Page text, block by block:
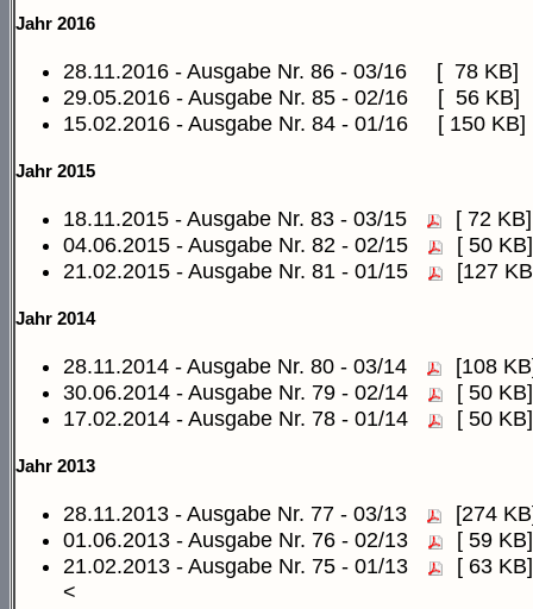
Jahr 2016
28.11.2016 - Ausgabe Nr. 86 - 03/16
[ 78 KB]
29.05.2016 - Ausgabe Nr. 85 - 02/16
[ 56 KB]
15.02.2016 - Ausgabe Nr. 84 - 01/16
[ 150 KB]
Jahr 2015
18.11.2015 - Ausgabe Nr. 83 - 03/15
[ 72 KB]
04.06.2015 - Ausgabe Nr. 82 - 02/15
[ 50 KB]
21.02.2015 - Ausgabe Nr. 81 - 01/15
[127
Jahr 2014
28.11.2014 - Ausgabe Nr. 80 - 03/14
[108
30.06.2014 - Ausgabe Nr. 79 - 02/14
[ 50 KB]
17.02.2014 - Ausgabe Nr. 78 - 01/14
[ 50 KB]
Jahr 2013
28.11.2013 - Ausgabe Nr. 77 - 03/13
[274
01.06.2013 - Ausgabe Nr. 76 - 02/13
[ 59 KB]
21.02.2013 - Ausgabe Nr. 75 - 01/13
[ 63 KB]
<